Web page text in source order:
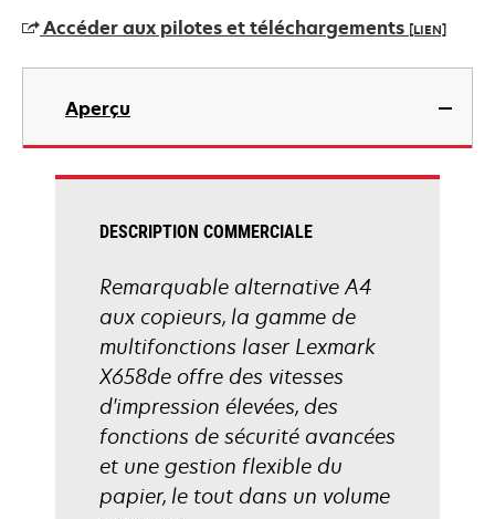
Accéder aux pilotes et téléchargements [LIEN]
s’ouvre
nouvel
onglet
Aperçu
DESCRIPTION COMMERCIALE
Remarquable alternative A4
aux copieurs, la gamme de
multifonctions laser Lexmark
X658de offre des vitesses
d'impression élevées, des
fonctions de sécurité avancées
et une gestion flexible du
papier, le tout dans un volume